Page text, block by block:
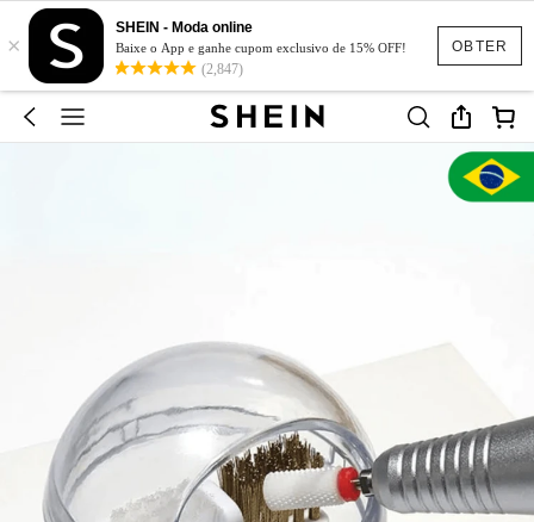
OBTER
×
SHEIN - Moda online
Baixe o App e ganhe cupom exclusivo de 15% OFF!
(2,847)